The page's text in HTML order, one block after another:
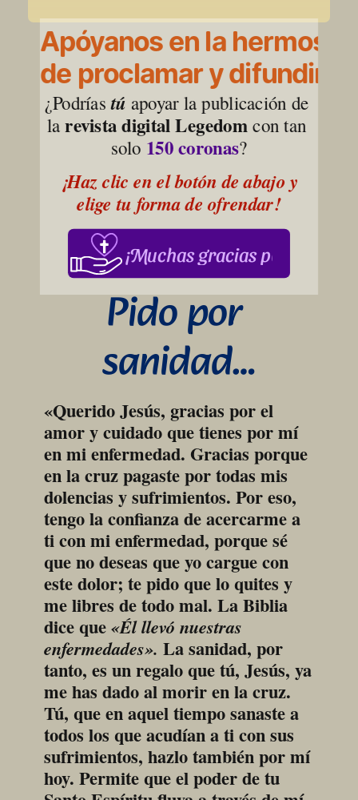
Apóyanos en la hermosa
de proclamar y difundir la
¿Podrías tú apoyar la publicación de
la revista digital Legedom con tan
solo 150 coronas?
¡Haz clic en el botón de abajo y
elige tu forma de ofrendar!
¡Muchas gracias por su
Pido por
sanidad…
«Querido Jesús, gracias por el
amor y cuidado que tienes por mí
en mi enfermedad. Gracias porque
en la cruz pagaste por todas mis
dolencias y sufrimientos. Por eso,
tengo la confianza de acercarme a
ti con mi enfermedad, porque sé
que no deseas que yo cargue con
este dolor; te pido que lo quites y
me libres de todo mal. La Biblia
dice que «Él llevó nuestras
enfermedades». La sanidad, por
tanto, es un regalo que tú, Jesús, ya
me has dado al morir en la cruz.
Tú, que en aquel tiempo sanaste a
todos los que acudían a ti con sus
sufrimientos, hazlo también por mí
hoy. Permite que el poder de tu